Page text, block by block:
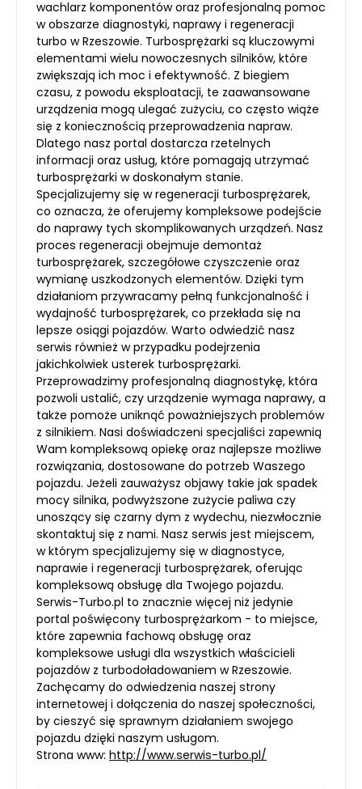
wachlarz komponentów oraz profesjonalną pomoc
w obszarze diagnostyki, naprawy i regeneracji
turbo w Rzeszowie. Turbosprężarki są kluczowymi
elementami wielu nowoczesnych silników, które
zwiększają ich moc i efektywność. Z biegiem
czasu, z powodu eksploatacji, te zaawansowane
urządzenia mogą ulegać zużyciu, co często wiąże
się z koniecznością przeprowadzenia napraw.
Dlatego nasz portal dostarcza rzetelnych
informacji oraz usług, które pomagają utrzymać
turbosprężarki w doskonałym stanie.
Specjalizujemy się w regeneracji turbosprężarek,
co oznacza, że oferujemy kompleksowe podejście
do naprawy tych skomplikowanych urządzeń. Nasz
proces regeneracji obejmuje demontaż
turbosprężarek, szczegółowe czyszczenie oraz
wymianę uszkodzonych elementów. Dzięki tym
działaniom przywracamy pełną funkcjonalność i
wydajność turbosprężarek, co przekłada się na
lepsze osiągi pojazdów. Warto odwiedzić nasz
serwis również w przypadku podejrzenia
jakichkolwiek usterek turbosprężarki.
Przeprowadzimy profesjonalną diagnostykę, która
pozwoli ustalić, czy urządzenie wymaga naprawy, a
także pomoże uniknąć poważniejszych problemów
z silnikiem. Nasi doświadczeni specjaliści zapewnią
Wam kompleksową opiekę oraz najlepsze możliwe
rozwiązania, dostosowane do potrzeb Waszego
pojazdu. Jeżeli zauważysz objawy takie jak spadek
mocy silnika, podwyższone zużycie paliwa czy
unoszący się czarny dym z wydechu, niezwłocznie
skontaktuj się z nami. Nasz serwis jest miejscem,
w którym specjalizujemy się w diagnostyce,
naprawie i regeneracji turbosprężarek, oferując
kompleksową obsługę dla Twojego pojazdu.
Serwis-Turbo.pl to znacznie więcej niż jedynie
portal poświęcony turbosprężarkom - to miejsce,
które zapewnia fachową obsługę oraz
kompleksowe usługi dla wszystkich właścicieli
pojazdów z turbodoładowaniem w Rzeszowie.
Zachęcamy do odwiedzenia naszej strony
internetowej i dołączenia do naszej społeczności,
by cieszyć się sprawnym działaniem swojego
pojazdu dzięki naszym usługom.
Strona www: http://www.serwis-turbo.pl/